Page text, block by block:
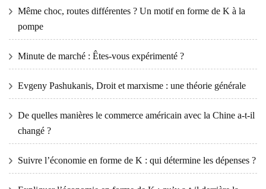
Même choc, routes différentes ? Un motif en forme de K à la
pompe
Minute de marché : Êtes-vous expérimenté ?
Evgeny Pashukanis, Droit et marxisme : une théorie générale
De quelles manières le commerce américain avec la Chine a-t-il
changé ?
Suivre l’économie en forme de K : qui détermine les dépenses ?